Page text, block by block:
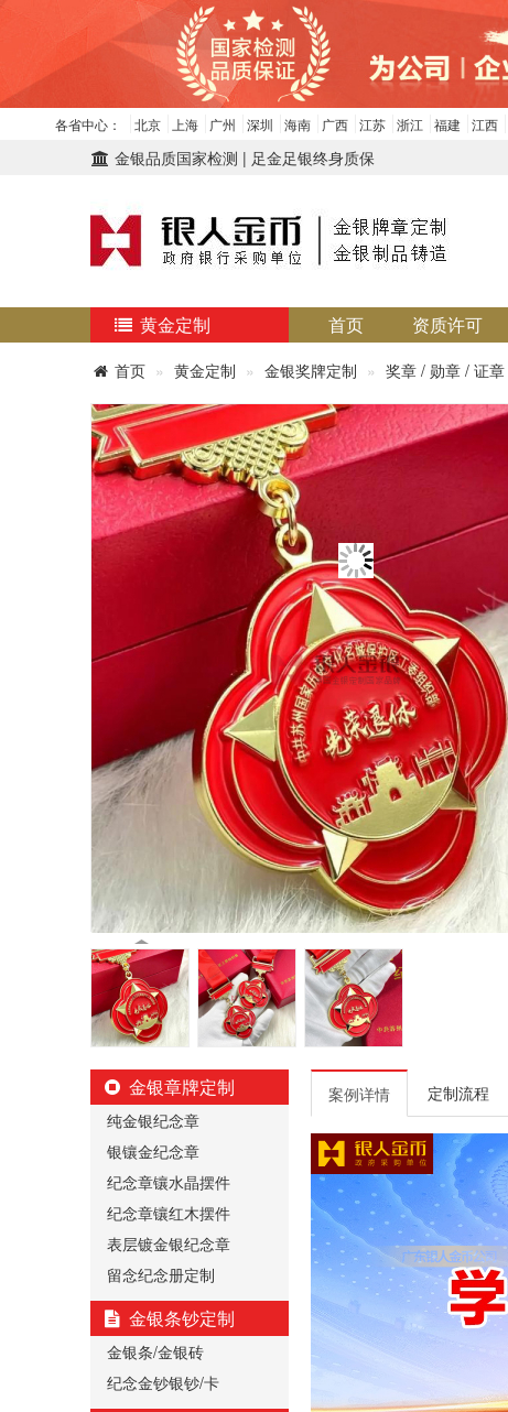
各省中心： 北京 上海 广州 深圳 海南 广西 江苏 浙江 福建 江西
金银品质国家检测 | 足金足银终身质保
黄金定制 首页 资质许可
首页 黄金定制 金银奖牌定制 奖章 / 勋章 / 证章
金银章牌定制
纯金银纪念章
银镶金纪念章
纪念章镶水晶摆件
纪念章镶红木摆件
表层镀金银纪念章
留念纪念册定制
金银条钞定制
金银条/金银砖
纪念金钞银钞/卡
案例详情 定制流程